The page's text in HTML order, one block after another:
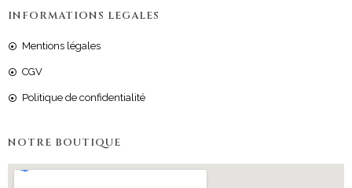
INFORMATIONS LEGALES
Mentions légales
CGV
Politique de confidentialité
NOTRE BOUTIQUE